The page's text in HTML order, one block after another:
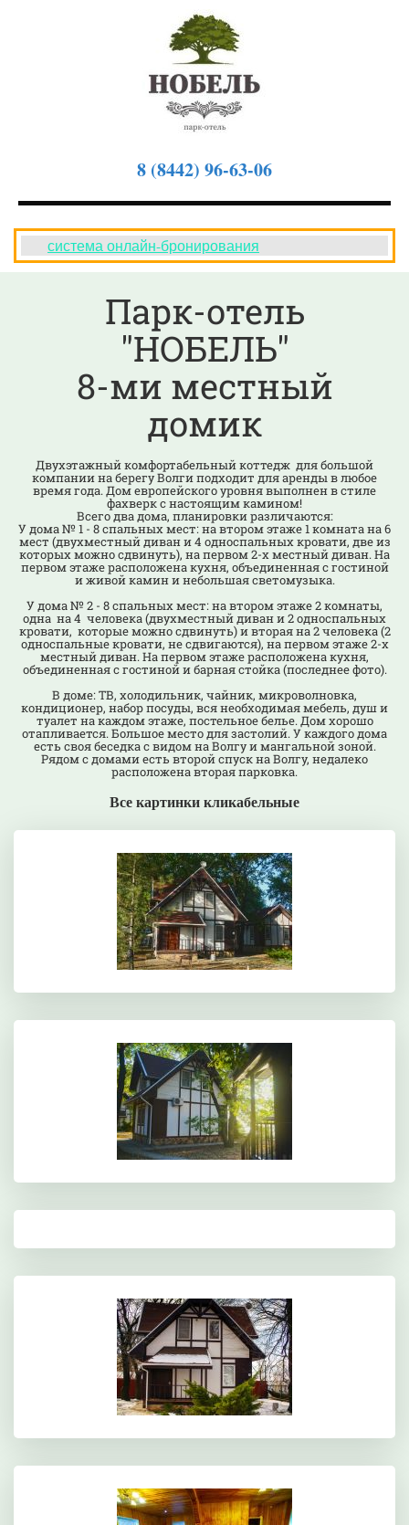
8 (8442) 96-63-06
система онлайн-бронирования
Парк-отель
"НОБЕЛЬ"
8-ми местный
домик
Двухэтажный комфортабельный коттедж для большой
компании на берегу Волги подходит для аренды в любое
время года. Дом европейского уровня выполнен в стиле
фахверк с настоящим камином!
Всего два дома, планировки различаются:
У дома № 1 - 8 спальных мест: на втором этаже 1 комната на 6
мест (двухместный диван и 4 односпальных кровати, две из
которых можно сдвинуть), на первом 2-х местный диван. На
первом этаже расположена кухня, объединенная с гостиной
и живой камин и небольшая светомузыка.
У дома № 2 - 8 спальных мест: на втором этаже 2 комнаты,
одна на 4 человека (двухместный диван и 2 односпальных
кровати, которые можно сдвинуть) и вторая на 2 человека (2
односпальные кровати, не сдвигаются), на первом этаже 2-х
местный диван. На первом этаже расположена кухня,
объединенная с гостиной и барная стойка (последнее фото).
В доме: ТВ, холодильник, чайник, микроволновка,
кондиционер, набор посуды, вся необходимая мебель, душ и
туалет на каждом этаже, постельное белье. Дом хорошо
отапливается. Большое место для застолий. У каждого дома
есть своя беседка с видом на Волгу и мангальной зоной.
Рядом с домами есть второй спуск на Волгу, недалеко
расположена вторая парковка.
Все картинки кликабельные